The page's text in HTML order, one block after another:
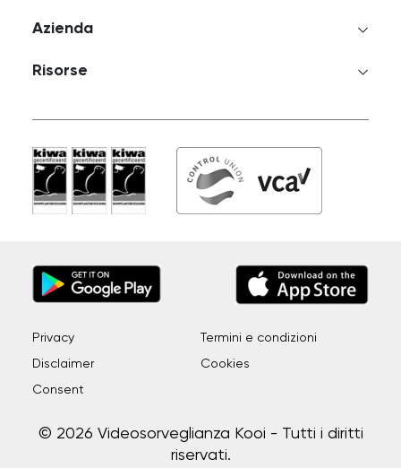
Azienda
Risorse
Privacy Termini e condizioni
Disclaimer Cookies
Consent
© 2026 Videosorveglianza Kooi - Tutti i diritti
riservati.